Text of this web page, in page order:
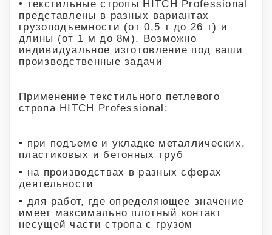
• текстильные стропы HITCH Professional
представлены в разных вариантах
грузоподъемности (от 0,5 т до 26 т) и
длины (от 1 м до 8м). Возможно
индивидуальное изготовление под ваши
производственные задачи
Применение текстильного петлевого
стропа HITCH Professional:
• при подъеме и укладке металлических,
пластиковых и бетонных труб
• на производствах в разных сферах
деятельности
• для работ, где определяющее значение
имеет максимально плотный контакт
несущей части стропа с грузом